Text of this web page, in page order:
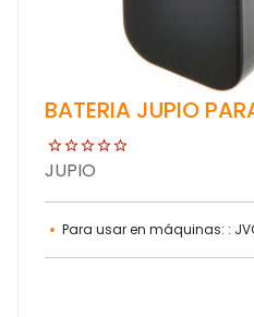
BATERIA JUPIO
JUPIO
Para usar en máquinas: :